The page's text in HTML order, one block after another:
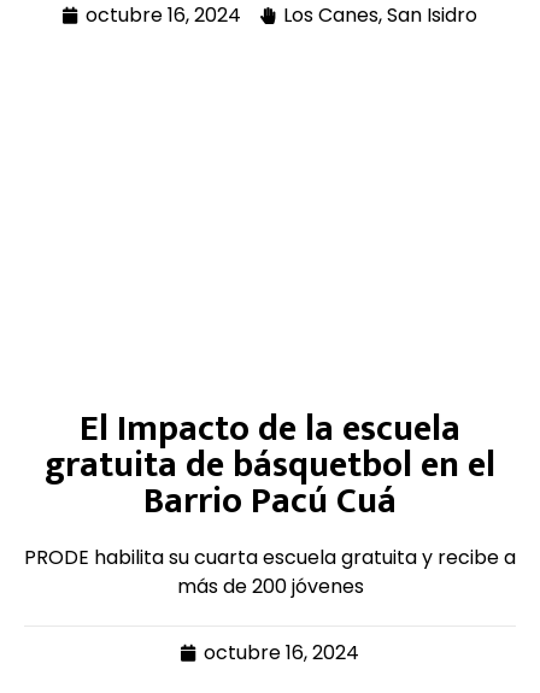
octubre 16, 2024 Los Canes,San Isidro
El Impacto de la escuela
gratuita de básquetbol en el
Barrio Pacú Cuá
PRODE habilita su cuarta escuela gratuita y recibe a
más de 200 jóvenes
octubre 16, 2024